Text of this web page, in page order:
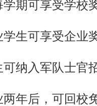
期可享受学校
生可享受企业
纳入军队士官
年后，可回校